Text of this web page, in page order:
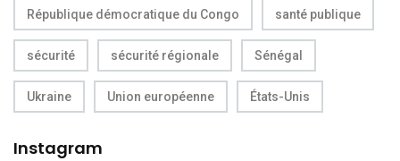
République démocratique du Congo santé publique
sécurité sécurité régionale Sénégal
Ukraine Union européenne États-Unis
Instagram